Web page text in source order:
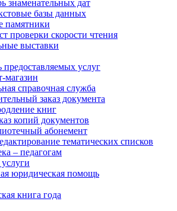
знаменательных дат
базы данных
проверки скорости чтения
выставки
предоставляемых услуг
магазин
справочная служба
заказ документа
книг
копий документов
абонемент
тематических списков
– педагогам
юридическая помощь
книга года